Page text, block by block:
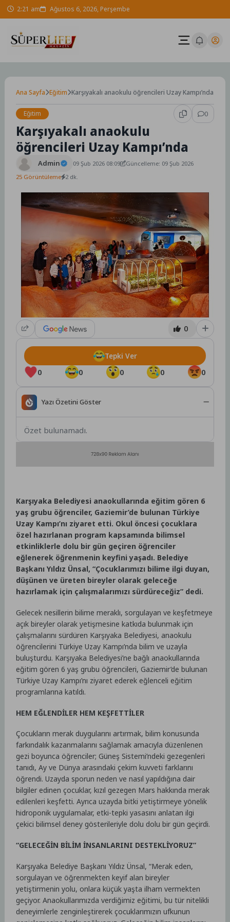
Skip 2:21 am Ağustos 6, 2026, Perşembe
Ana Sayfa Eğitim Karşıyakalı anaokulu öğrencileri Uzay Kampı’nda
Eğitim 0
Karşıyakalı anaokulu
öğrencileri Uzay Kampı’nda
Admin 09 Şub 2026 08:09
Güncelleme: 09 Şub 2026
25 Görüntüleme 2 dk.
0
0 0 0 0 0
Tepki Ver
Yazı Özetini Göster
Özet bulunamadı.
Karşıyaka Belediyesi anaokullarında eğitim gören 6
yaş grubu öğrenciler, Gaziemir’de bulunan Türkiye
Uzay Kampı’nı ziyaret etti. Okul öncesi çocuklara
özel hazırlanan program kapsamında bilimsel
etkinliklerle dolu bir gün geçiren öğrenciler
eğlenerek öğrenmenin keyfini yaşadı. Belediye
Başkanı Yıldız Ünsal, “Çocuklarımızı bilime ilgi duyan,
düşünen ve üreten bireyler olarak geleceğe
hazırlamak için çalışmalarımızı sürdüreceğiz” dedi.
Gelecek nesillerin bilime meraklı, sorgulayan ve keşfetmeye
açık bireyler olarak yetişmesine katkıda bulunmak için
çalışmalarını sürdüren Karşıyaka Belediyesi, anaokulu
öğrencilerini Türkiye Uzay Kampı’nda bilim ve uzayla
buluşturdu. Karşıyaka Belediyesi’ne bağlı anaokullarında
eğitim gören 6 yaş grubu öğrencileri, Gaziemir’de bulunan
Türkiye Uzay Kampı’nı ziyaret ederek eğlenceli eğitim
programlarına katıldı.
HEM EĞLENDİLER HEM KEŞFETTİLER
Çocukların merak duygularını artırmak, bilim konusunda
farkındalık kazanmalarını sağlamak amacıyla düzenlenen
gezi boyunca öğrenciler; Güneş Sistemi’ndeki gezegenleri
tanıdı, Ay ve Dünya arasındaki çekim kuvveti farklarını
öğrendi. Uzayda sporun neden ve nasıl yapıldığına dair
bilgiler edinen çocuklar, kızıl gezegen Mars hakkında merak
edilenleri keşfetti. Ayrıca uzayda bitki yetiştirmeye yönelik
hidroponik uygulamalar, etki-tepki yasasını anlatan ilgi
çekici bilimsel deney gösterileriyle dolu dolu bir gün geçirdi.
“GELECEĞİN BİLİM İNSANLARINI DESTEKLİYORUZ”
Karşıyaka Belediye Başkanı Yıldız Ünsal, “Merak eden,
sorgulayan ve öğrenmekten keyif alan bireyler
yetiştirmenin yolu, onlara küçük yaşta ilham vermekten
geçiyor. Anaokullarımızda verdiğimiz eğitimi, bu tür nitelikli
deneyimlerle zenginleştirerek çocuklarımızın ufkunun